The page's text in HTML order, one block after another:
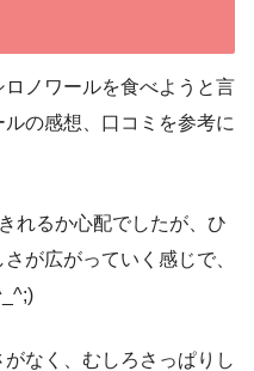
ノワールを食べようと言
の感想、口コミを参考に
れるか心配でしたが、ひ
が広がっていく感じで、
なく、むしろさっぱりし